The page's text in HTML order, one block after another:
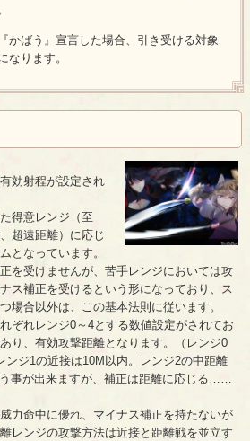
かばう』宣言した場合、引き受ける対象
なります。
効射程が設定され
得意レンジ（至
超遠距離）に応じ
となっています。
を受けませんが、苦手レンジにおいては攻
ス補正を受けるという形になっており、ス
場合以外は、この基本法則に従います。
ぞれレンジ0～4とする数値設定がされてお
り、有効攻撃距離となります。（レンジ0
ンジ1の近接は10M以内。レンジ2の中距離
事が出来ますが、補正は距離に応じる……
力命中に優れ、マイナス補正を持たないが
レンジの攻撃方法は近接と距離戦を並立す